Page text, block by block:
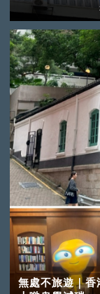
無處不旅遊｜